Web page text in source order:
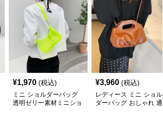
¥1,970 (税込)
ミニ ショルダーバッグ
透明ゼリー素材ミニショ
¥3,960 (税込)
レディース ミニ ショル
ダーバッグ おしゃれ 通